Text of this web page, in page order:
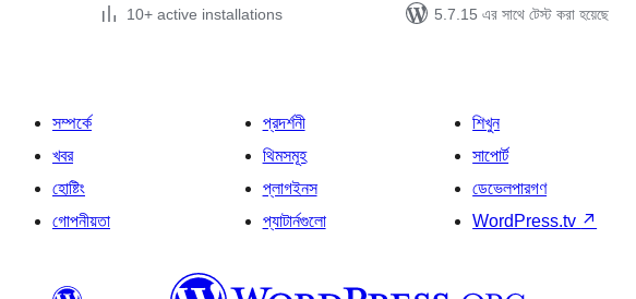
10+ active installations
5.7.15 এর সাথে টেস্ট করা হয়েছে
সম্পর্কে
খবর
হোষ্টিং
গোপনীয়তা
প্রদর্শনী
থিমসমূহ
প্লাগইনস
প্যাটার্নগুলো
শিখুন
সাপোর্ট
ডেভেলপারগণ
WordPress.tv ↗